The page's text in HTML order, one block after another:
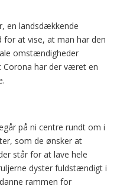
en landsdækkende
for at vise, at man har den
omstændigheder
Corona har der været en
på ni centre rundt om i
som de ønsker at
står for at lave hele
dyster fuldstændigt i
rammen for